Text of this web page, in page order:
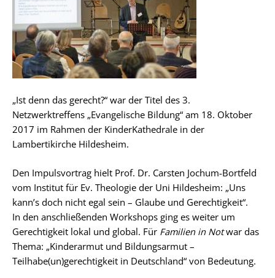
„Ist denn das gerecht?“ war der Titel des 3.
Netzwerktreffens „Evangelische Bildung“ am 18. Oktober
2017 im Rahmen der KinderKathedrale in der
Lambertikirche Hildesheim.
Den Impulsvortrag hielt Prof. Dr. Carsten Jochum-Bortfeld
vom Institut für Ev. Theologie der Uni Hildesheim: „Uns
kann’s doch nicht egal sein – Glaube und Gerechtigkeit“.
In den anschließenden Workshops ging es weiter um
Gerechtigkeit lokal und global. Für Familien in Notwar das
Thema: „Kinderarmut und Bildungsarmut –
Teilhabe(un)gerechtigkeit in Deutschland“ von Bedeutung.